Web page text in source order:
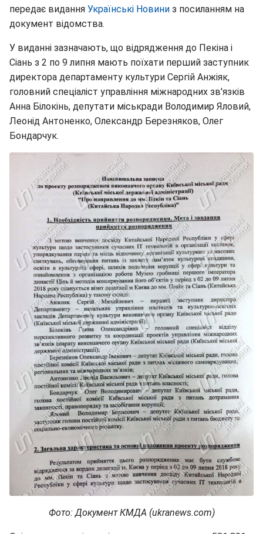
передає видання Українські Новини з посиланням на
документ відомства.
У виданні зазначають, що відрядження до Пекіна і
Сіань з 2 по 9 липня мають поїхати перший заступник
директора департаменту культури Сергій Анжіяк,
головний спеціаліст управління міжнародних зв'язків
Анна Білокінь, депутати міськради Володимир Яловий,
Леонід Антоненко, Олександр Березняков, Олег
Бондарчук.
Фото: Документ КМДА (ukranews.com)